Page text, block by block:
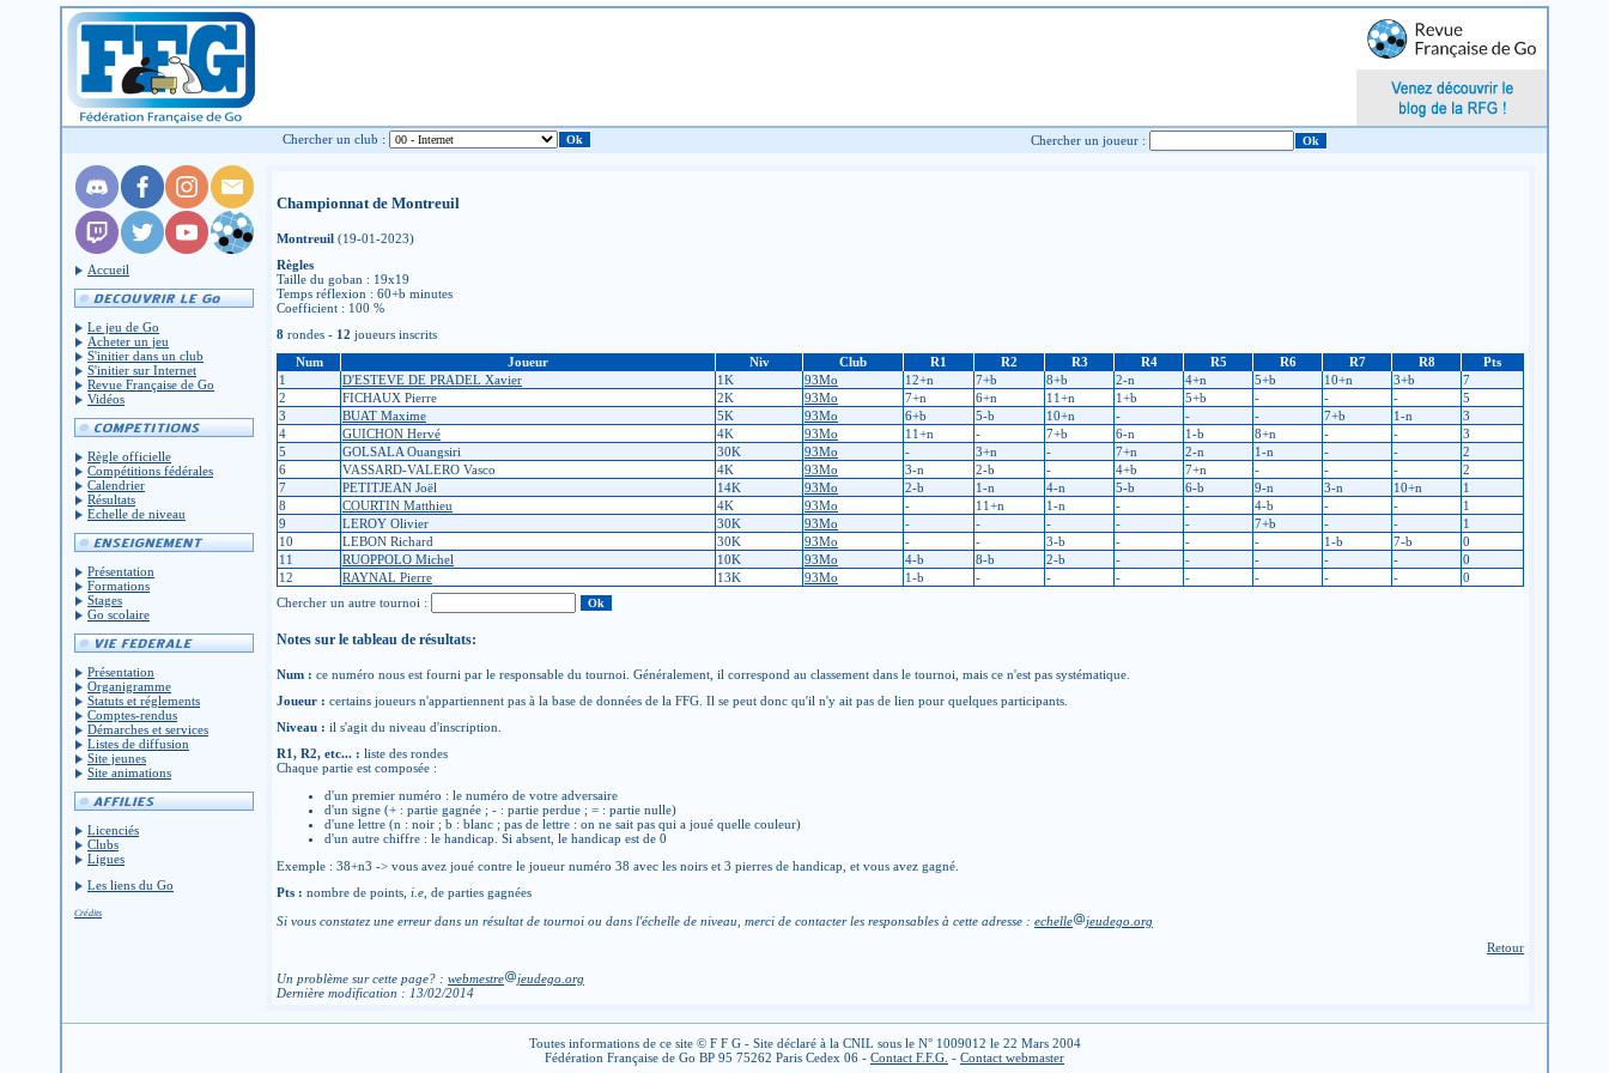
Chercher un club : Chercher un joueur :
Accueil
Le jeu de Go
Acheter un jeu
S'initier dans un club
S'initier sur Internet
Revue Française de Go
Vidéos
Règle officielle
Compétitions fédérales
Calendrier
Résultats
Échelle de niveau
Présentation
Formations
Stages
Go scolaire
Présentation
Organigramme
Statuts et réglements
Comptes-rendus
Démarches et services
Listes de diffusion
Site jeunes
Site animations
Licenciés
Clubs
Ligues
Les liens du Go
Crédits
Championnat de Montreuil
Montreuil (19-01-2023)
Règles
Taille du goban : 19x19
Temps réflexion : 60+b minutes
Coefficient : 100 %
8 rondes - 12 joueurs inscrits
Num
Joueur Niv Club R1 R2 R3 R4 R5 R6 R7 R8
Pts
1
D'ESTEVE DE PRADEL Xavier 1K 93Mo 12+n 7+b 8+b 2-n 4+n 5+b 10+n 3+b
7
2
FICHAUX Pierre 2K 93Mo 7+n 6+n 11+n 1+b 5+b - - -
5
3
BUAT Maxime 5K 93Mo 6+b 5-b 10+n - - - 7+b 1-n
3
4
GUICHON Hervé 4K 93Mo 11+n - 7+b 6-n 1-b 8+n - -
3
5
GOLSALA Ouangsiri 30K 93Mo - 3+n - 7+n 2-n 1-n - -
2
6
VASSARD-VALERO Vasco 4K 93Mo 3-n 2-b - 4+b 7+n - - -
2
7
PETITJEAN Joël 14K 93Mo 2-b 1-n 4-n 5-b 6-b 9-n 3-n 10+n
1
8
COURTIN Matthieu 4K 93Mo - 11+n 1-n - - 4-b - -
1
9
LEROY Olivier 30K 93Mo - - - - - 7+b - -
1
10
LEBON Richard 30K 93Mo - - 3-b - - - 1-b 7-b
0
11
RUOPPOLO Michel 10K 93Mo 4-b 8-b 2-b - - - - -
0
12
RAYNAL Pierre 13K 93Mo 1-b - - - - - - -
0
Chercher un autre tournoi :
Notes sur le tableau de résultats:
Num : ce numéro nous est fourni par le responsable du tournoi. Généralement, il correspond au classement dans le tournoi, mais ce n'est pas systématique.
Joueur : certains joueurs n'appartiennent pas à la base de données de la FFG. Il se peut donc qu'il n'y ait pas de lien pour quelques participants.
Niveau : il s'agit du niveau d'inscription.
R1, R2, etc... : liste des rondes
Chaque partie est composée :
d'un premier numéro : le numéro de votre adversaire
d'un signe (+ : partie gagnée ; - : partie perdue ; = : partie nulle)
d'une lettre (n : noir ; b : blanc ; pas de lettre : on ne sait pas qui a joué quelle couleur)
d'un autre chiffre : le handicap. Si absent, le handicap est de 0
Exemple : 38+n3 -> vous avez joué contre le joueur numéro 38 avec les noirs et 3 pierres de handicap, et vous avez gagné.
Pts : nombre de points, i.e , de parties gagnées
Si vous constatez une erreur dans un résultat de tournoi ou dans l'échelle de niveau, merci de contacter les responsables à cette adresse : echelle
jeudego.org
Retour
Un problème sur cette page? : webmestre
jeudego.org
Dernière modification : 13/02/2014
Toutes informations de ce site © F F G - Site déclaré à la CNIL sous le N° 1009012 le 22 Mars 2004
Fédération Française de Go BP 95 75262 Paris Cedex 06 - Contact F.F.G. - Contact webmaster